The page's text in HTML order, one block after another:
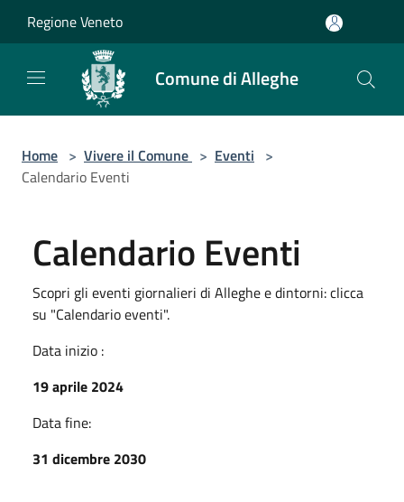
Regione Veneto
Comune di Alleghe
Home > Vivere il Comune > Eventi >
Calendario Eventi
Calendario Eventi
Scopri gli eventi giornalieri di Alleghe e dintorni: clicca
su "Calendario eventi".
Data inizio :
19 aprile 2024
Data fine:
31 dicembre 2030